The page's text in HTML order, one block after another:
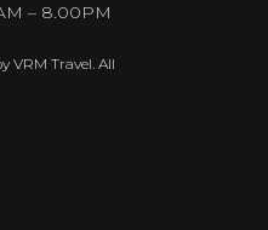
– 8.00PM
VRM Travel. All